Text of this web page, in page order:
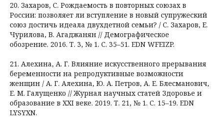
20. Захаров, С. Рождаемость в повторных союзах в
России: позволяет ли вступление в новый супружеский
союз достичь идеала двухдетной семьи? / С. Захаров, Е.
Чурилова, В. Агаджанян // Демографическое
обозрение. 2016. Т. 3, № 1. С. 35–51. EDN WFEIZP.
21. Алехина, А. Г. Влияние искусственного прерывания
беременности на репродуктивные возможности
женщин / А. Г. Алехина, Ю. А. Петров, А. Е. Блесманович,
Е. М. Галущенко // Журнал научных статей Здоровье и
образование в XXI веке. 2019. Т. 21, № 1. С. 15–19. EDN
LYSYXN.